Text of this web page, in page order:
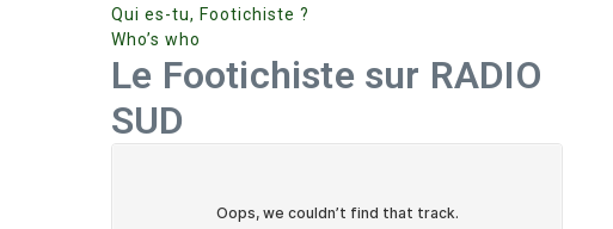
Qui es-tu, Footichiste ?
Who’s who
Le Footichiste sur RADIO
SUD